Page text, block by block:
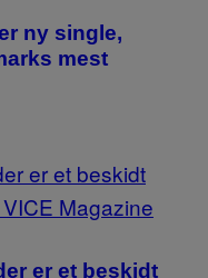
ny single,
mest
er et beskidt